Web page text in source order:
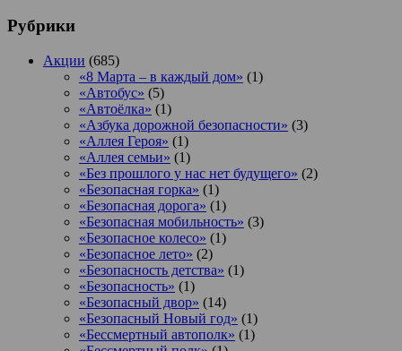
Рубрики
Акции (685)
«8 Марта – в каждый дом» (1)
«Автобус» (5)
«Автоёлка» (1)
«Азбука дорожной безопасности» (3)
«Аллея Героя» (1)
«Аллея семьи» (1)
«Без прошлого у нас нет будущего» (2)
«Безопасная горка» (1)
«Безопасная дорога» (1)
«Безопасная мобильность» (3)
«Безопасное колесо» (1)
«Безопасное лето» (2)
«Безопасность детства» (1)
«Безопасность» (1)
«Безопасный двор» (14)
«Безопасный Новый год» (1)
«Бессмертный автополк» (1)